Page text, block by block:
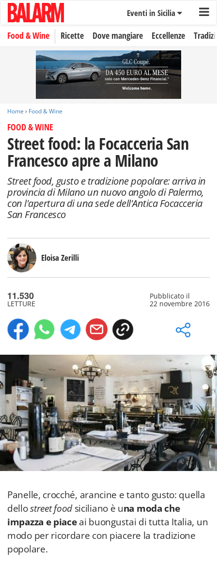
Eventi in Sicilia
Food & Wine Ricette Dove mangiare Eccellenze
Home › Food & Wine
FOOD & WINE
Street food: la Focacceria San
Francesco apre a Milano
Street food, gusto e tradizione popolare: arriva in
provincia di Milano un nuovo angolo di Palermo,
con l'apertura di una sede dell'Antica Focacceria
San Francesco
Eloisa Zerilli
11.530
LETTURE
Pubblicato il
22 novembre 2016
Panelle, crocché, arancine e tanto gusto: quella
dellostreet foodsiciliano è una moda che
impazza e piaceai buongustai di tutta Italia, un
modo per ricordare con piacere la tradizione
popolare.